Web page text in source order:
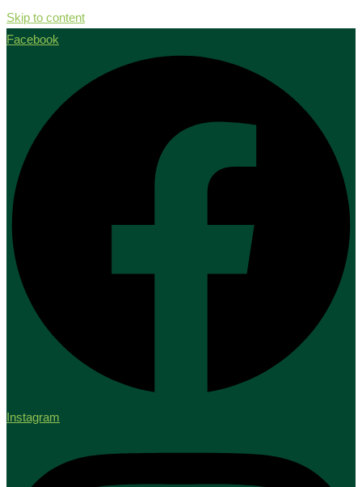
Skip to content
Facebook
Instagram